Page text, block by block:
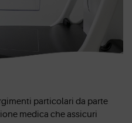
particolari da parte
medica che assicuri